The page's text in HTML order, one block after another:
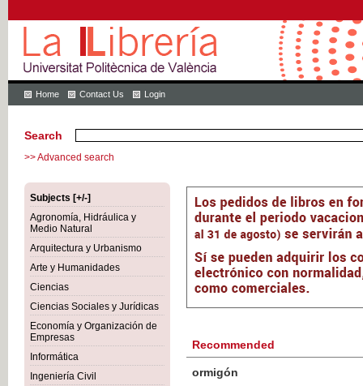
Home Contact Us Login
Search
>> Advanced search
Subjects [+/-]
Agronomía, Hidráulica y
Medio Natural
Arquitectura y Urbanismo
Arte y Humanidades
Ciencias
Ciencias Sociales y Jurídicas
Economía y Organización de
Empresas
Informática
Ingeniería Civil
Recommended
Botánica Agroalimentaria